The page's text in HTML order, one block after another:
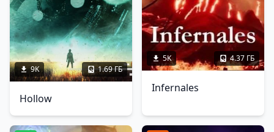
9K 1.69 ГБ
Hollow
5K 4.37 ГБ
Infernales